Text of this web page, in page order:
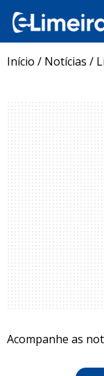
Início / Notícias /
Acompanhe as